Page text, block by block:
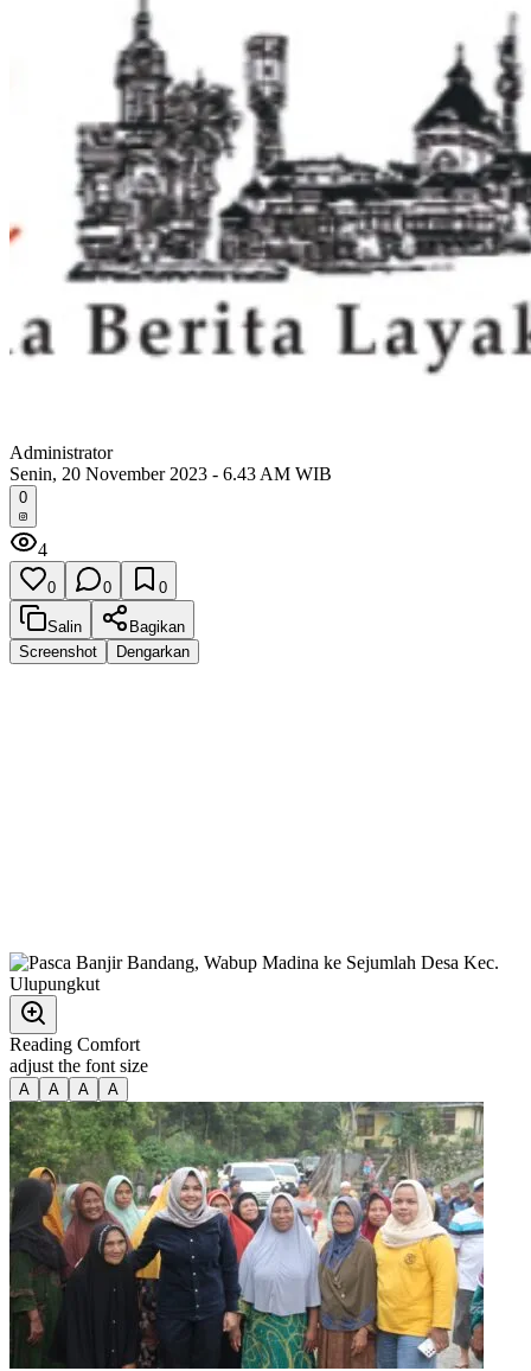
Administrator
Senin, 20 November 2023 - 6.43 AM WIB
0
4
0 0 0
Salin
Bagikan
Screenshot
Dengarkan
Reading Comfort
adjust the font size
A A A A